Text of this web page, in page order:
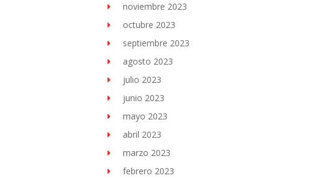
noviembre 2023
octubre 2023
septiembre 2023
agosto 2023
julio 2023
junio 2023
mayo 2023
abril 2023
marzo 2023
febrero 2023